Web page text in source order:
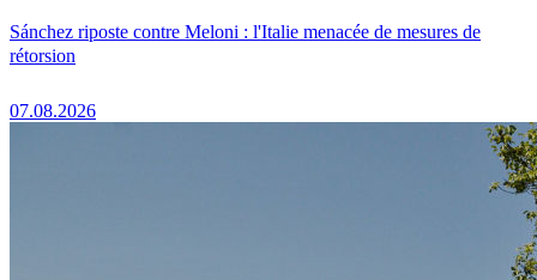
Sánchez riposte contre Meloni : l'Italie menacée de mesures de
rétorsion
07.08.2026